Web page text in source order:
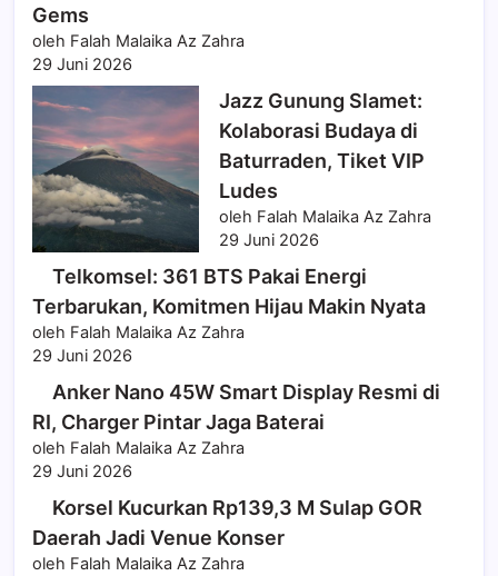
Gems
oleh Falah Malaika Az Zahra
29 Juni 2026
Jazz Gunung Slamet:
Kolaborasi Budaya di
Baturraden, Tiket VIP
Ludes
oleh Falah Malaika Az Zahra
29 Juni 2026
Telkomsel: 361 BTS Pakai Energi
Terbarukan, Komitmen Hijau Makin Nyata
oleh Falah Malaika Az Zahra
29 Juni 2026
Anker Nano 45W Smart Display Resmi di
RI, Charger Pintar Jaga Baterai
oleh Falah Malaika Az Zahra
29 Juni 2026
Korsel Kucurkan Rp139,3 M Sulap GOR
Daerah Jadi Venue Konser
oleh Falah Malaika Az Zahra